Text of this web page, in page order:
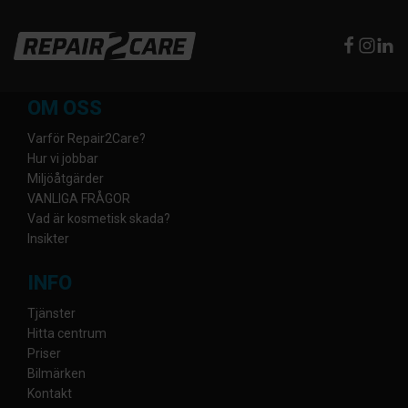
OM OSS
Varför Repair2Care?
Hur vi jobbar
Miljöåtgärder
VANLIGA FRÅGOR
Vad är kosmetisk skada?
Insikter
INFO
Tjänster
Hitta centrum
Priser
Bilmärken
Kontakt